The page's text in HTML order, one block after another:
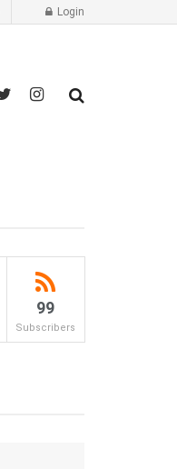
Login
99
Subscribers